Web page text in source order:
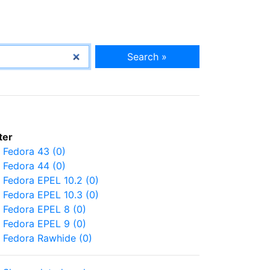
Search »
Fedora 43 (0)
Fedora 44 (0)
Fedora EPEL 10.2 (0)
Fedora EPEL 10.3 (0)
Fedora EPEL 8 (0)
Fedora EPEL 9 (0)
Fedora Rawhide (0)